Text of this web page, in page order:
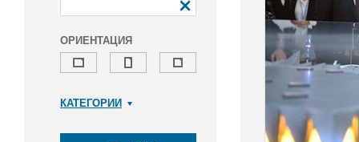
ОРИЕНТАЦИЯ
КАТЕГОРИИ